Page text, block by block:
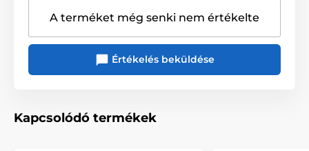
A terméket még senki nem értékelte
Értékelés beküldése
Kapcsolódó termékek